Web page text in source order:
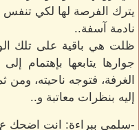
يترك الفرصة لها لكي تنفس
نادمة آسفة..
ظلت هي باقية على تلك
جوارها يتابعها
الغرفة، فتوجه ناحيته،
إليه بنظرات معاتبة و..
-سلمى ببراءة: انت اضحك